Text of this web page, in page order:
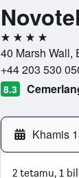
4 bintang
40 Marsh Wall,
+44 203 530
8.3
Khamis
2 tetamu, 1